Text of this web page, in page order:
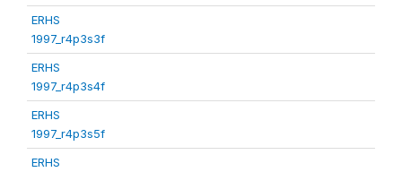
ERHS
1997_r4p3s3f
ERHS
1997_r4p3s4f
ERHS
1997_r4p3s5f
ERHS